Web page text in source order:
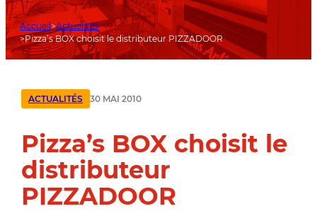
Accueil
Actualités
Pizza’s BOX choisit le distributeur PIZZADOOR
ACTUALITÉS 30 MAI 2010
Pizza’s BOX choisit le
distributeur
PIZZADOOR